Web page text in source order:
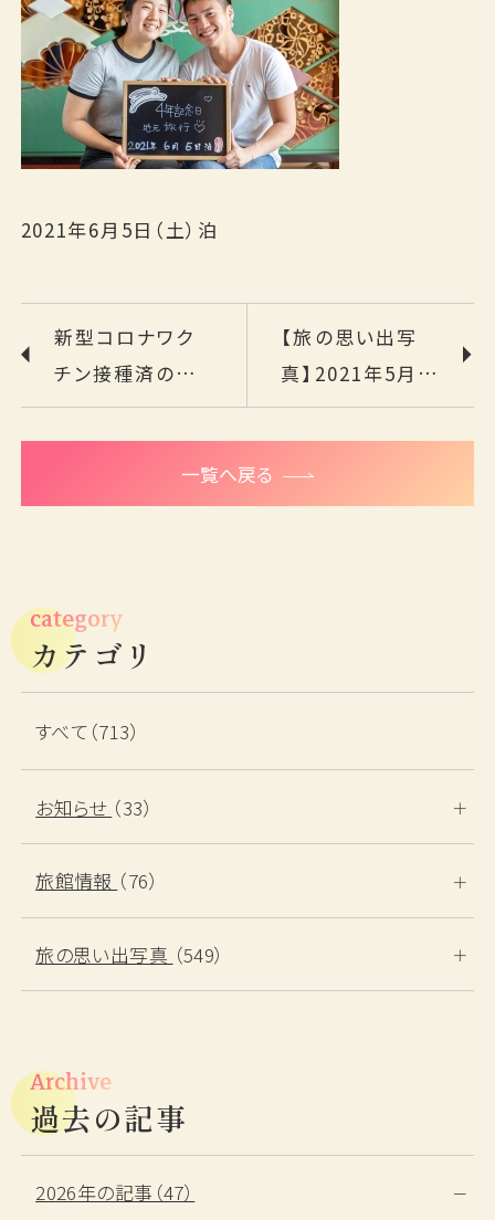
検索する
宿泊プランから探す
カレンダーから探す
予約確認・変更・キャンセル
TEL.0859-31-1100
2021年6月5日（土）泊
新型コロナワク
チン接種済のお
客様へ
【旅の思い出写
真】2021年5月
24日（月）～
2021年5月30日
（日）泊
一覧へ戻る
category
カテゴリ
すべて（713）
お知らせ （33）
旅館情報 （76）
旅の思い出写真 （549）
Archive
過去の記事
2026年の記事（47）